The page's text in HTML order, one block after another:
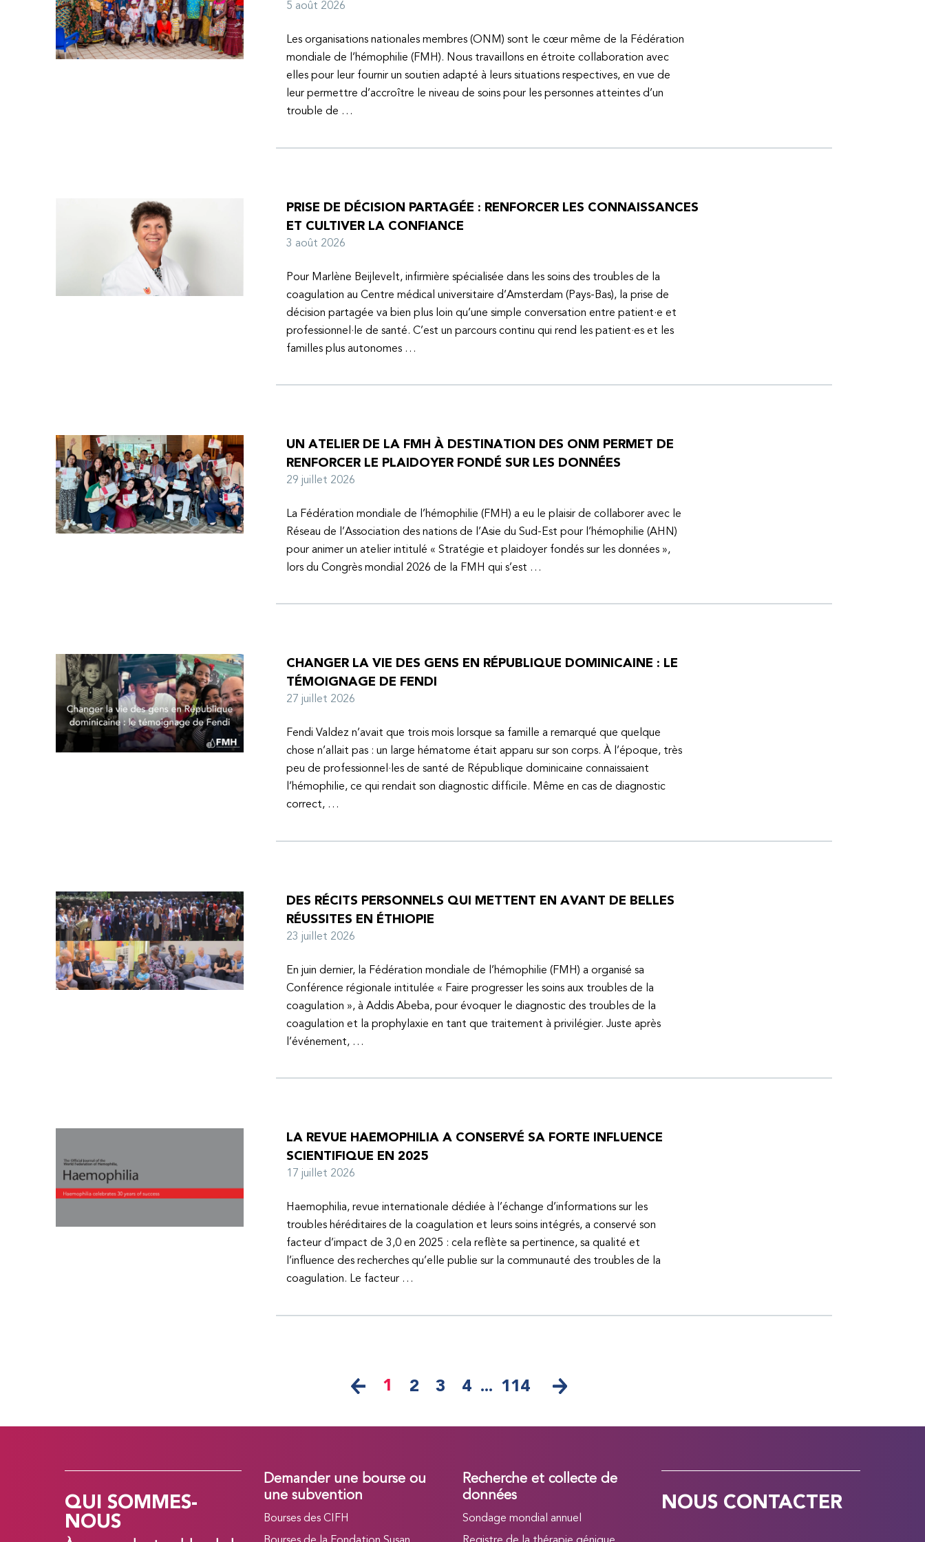
l’espoir d’une vie meilleure.
5 août 2026
Les organisations nationales membres (ONM) sont le cœur même de la Fédération
mondiale de l’hémophilie (FMH). Nous travaillons en étroite collaboration avec
elles pour leur fournir un soutien adapté à leurs situations respectives, en vue de
leur permettre d’accroître le niveau de soins pour les personnes atteintes d’un
trouble de …
PRISE DE DÉCISION PARTAGÉE : RENFORCER LES CONNAISSANCES
ET CULTIVER LA CONFIANCE
3 août 2026
Pour Marlène Beijlevelt, infirmière spécialisée dans les soins des troubles de la
coagulation au Centre médical universitaire d’Amsterdam (Pays-Bas), la prise de
décision partagée va bien plus loin qu’une simple conversation entre patient·e et
professionnel·le de santé. C’est un parcours continu qui rend les patient·es et les
familles plus autonomes …
UN ATELIER DE LA FMH À DESTINATION DES ONM PERMET DE
RENFORCER LE PLAIDOYER FONDÉ SUR LES DONNÉES
29 juillet 2026
La Fédération mondiale de l’hémophilie (FMH) a eu le plaisir de collaborer avec le
Réseau de l’Association des nations de l’Asie du Sud-Est pour l’hémophilie (AHN)
pour animer un atelier intitulé « Stratégie et plaidoyer fondés sur les données »,
lors du Congrès mondial 2026 de la FMH qui s’est …
CHANGER LA VIE DES GENS EN RÉPUBLIQUE DOMINICAINE : LE
TÉMOIGNAGE DE FENDI
27 juillet 2026
Fendi Valdez n’avait que trois mois lorsque sa famille a remarqué que quelque
chose n’allait pas : un large hématome était apparu sur son corps. À l’époque, très
peu de professionnel·les de santé de République dominicaine connaissaient
l’hémophilie, ce qui rendait son diagnostic difficile. Même en cas de diagnostic
correct, …
DES RÉCITS PERSONNELS QUI METTENT EN AVANT DE BELLES
RÉUSSITES EN ÉTHIOPIE
23 juillet 2026
En juin dernier, la Fédération mondiale de l’hémophilie (FMH) a organisé sa
Conférence régionale intitulée « Faire progresser les soins aux troubles de la
coagulation », à Addis Abeba, pour évoquer le diagnostic des troubles de la
coagulation et la prophylaxie en tant que traitement à privilégier. Juste après
l’événement, …
LA REVUE HAEMOPHILIA A CONSERVÉ SA FORTE INFLUENCE
SCIENTIFIQUE EN 2025
17 juillet 2026
Haemophilia, revue internationale dédiée à l’échange d’informations sur les
troubles héréditaires de la coagulation et leurs soins intégrés, a conservé son
facteur d’impact de 3,0 en 2025 : cela reflète sa pertinence, sa qualité et
l’influence des recherches qu’elle publie sur la communauté des troubles de la
coagulation. Le facteur …
1 2 3 4 ... 114
QUI SOMMES-
NOUS
Demander une bourse ou
une subvention
Bourses des CIFH
Recherche et collecte de
données
Sondage mondial annuel
NOUS CONTACTER